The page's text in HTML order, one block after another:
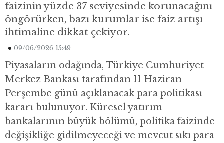
faizinin yüzde 37 seviyesinde korunacağını
öngörürken, bazı kurumlar ise faiz artışı
ihtimaline dikkat çekiyor.
09/06/2026 15:49
Piyasaların odağında, Türkiye Cumhuriyet
Merkez Bankası tarafından 11 Haziran
Perşembe günü açıklanacak para politikası
kararı bulunuyor. Küresel yatırım
bankalarının büyük bölümü, politika faizinde
değişikliğe gidilmeyeceği ve mevcut sıkı para